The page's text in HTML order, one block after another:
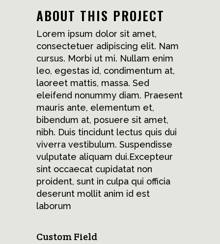
ABOUT THIS PROJECT
Lorem ipsum dolor sit amet,
consectetuer adipiscing elit. Nam
cursus. Morbi ut mi. Nullam enim
leo, egestas id, condimentum at,
laoreet mattis, massa. Sed
eleifend nonummy diam. Praesent
mauris ante, elementum et,
bibendum at, posuere sit amet,
nibh. Duis tincidunt lectus quis dui
viverra vestibulum. Suspendisse
vulputate aliquam dui.Excepteur
sint occaecat cupidatat non
proident, sunt in culpa qui officia
deserunt mollit anim id est
laborum
Custom Field